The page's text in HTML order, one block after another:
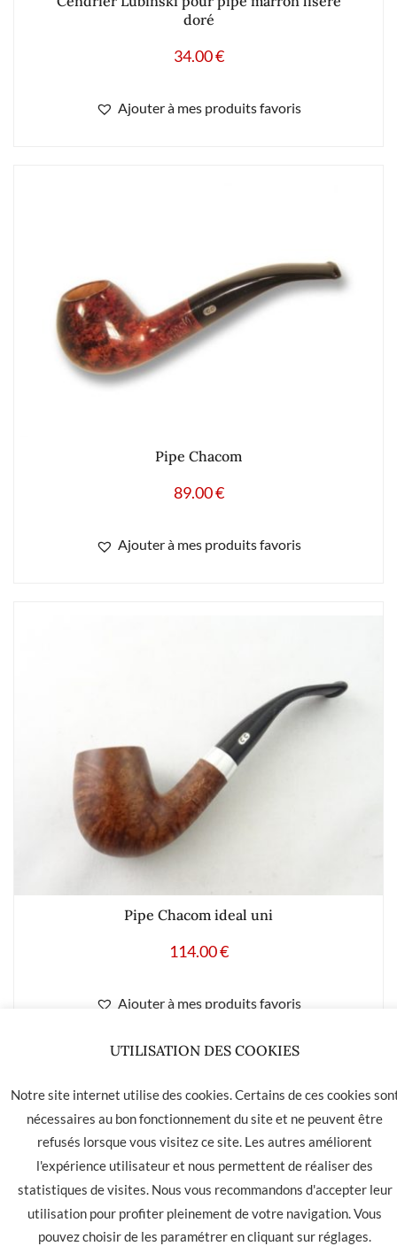
doré
34.00€
Ajouter à mes produits favoris
Pipe Chacom
89.00€
Ajouter à mes produits favoris
Pipe Chacom ideal uni
114.00€
Ajouter à mes produits favoris
LA HAVANE 40 bis rue des Tilleuls 30900 NIMES - Tél: 04 66
05 01 31
CGU
UTILISATION DES COOKIES
Notre site internet utilise des cookies. Certains de ces cookies
nécessaires au bon fonctionnement du site et ne peuvent être
refusés lorsque vous visitez ce site. Les autres améliorent
l'expérience utilisateur et nous permettent de réaliser des
statistiques de visites. Nous vous recommandons d'accepter leur
utilisation pour profiter pleinement de votre navigation. Vous
pouvez choisir de les paramétrer en cliquant sur réglages.